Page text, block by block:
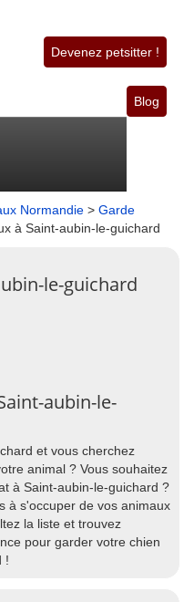
Devenez petsitter !
Blog
Normandie > Garde
à Saint-aubin-le-guichard
le-guichard
aubin-le-
et vous cherchez
animal ? Vous souhaitez
à Saint-aubin-le-guichard ?
à s'occuper de vos animaux
la liste et trouvez
pour garder votre chien
!